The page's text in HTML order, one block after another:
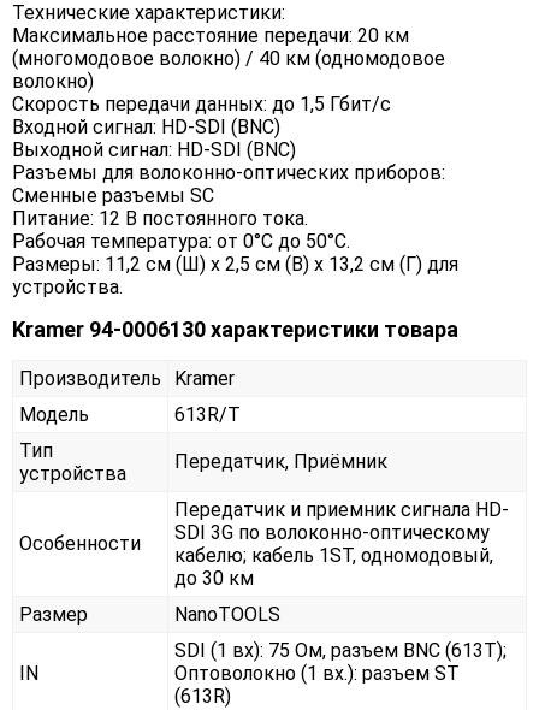
Технические характеристики:
Максимальное расстояние передачи: 20 км
(многомодовое волокно) / 40 км (одномодовое
волокно)
Скорость передачи данных: до 1,5 Гбит/с
Входной сигнал: HD-SDI (BNC)
Выходной сигнал: HD-SDI (BNC)
Разъемы для волоконно-оптических приборов:
Сменные разъемы SC
Питание: 12 В постоянного тока.
Рабочая температура: от 0°С до 50°С.
Размеры: 11,2 см (Ш) х 2,5 см (В) х 13,2 см (Г) для
устройства.
Kramer 94-0006130 характеристики товара
Производитель
Kramer
Модель
613R/T
Тип
устройства
Передатчик, Приёмник
Особенности
Передатчик и приемник сигнала HD-
SDI 3G по волоконно-оптическому
кабелю; кабель 1ST, одномодовый,
до 30 км
Размер
NanoTOOLS
IN
SDI (1 вх): 75 Ом, разъем BNC (613T);
Оптоволокно (1 вх.): разъем ST
(613R)